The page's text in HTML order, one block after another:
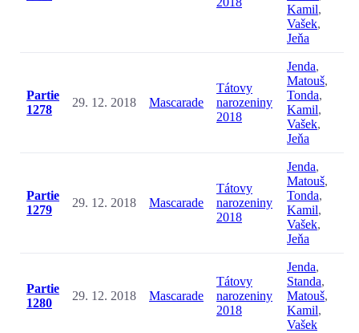
Kamil,
Vašek,
Jeňa
Partie
1278
29. 12. 2018 Mascarade
Tátovy
narozeniny
2018
Jenda,
Matouš,
Tonda,
Kamil,
Vašek,
Jeňa
Partie
1279
29. 12. 2018 Mascarade
Tátovy
narozeniny
2018
Jenda,
Matouš,
Tonda,
Kamil,
Vašek,
Jeňa
Partie
1280
29. 12. 2018 Mascarade
Tátovy
narozeniny
2018
Jenda,
Standa,
Matouš,
Kamil,
Vašek